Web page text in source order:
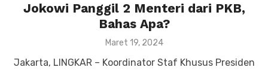
Jokowi Panggil 2 Menteri dari PKB,
Bahas Apa?
Posted
Maret 19, 2024
Jakarta, LINGKAR – Koordinator Staf Khusus Presiden